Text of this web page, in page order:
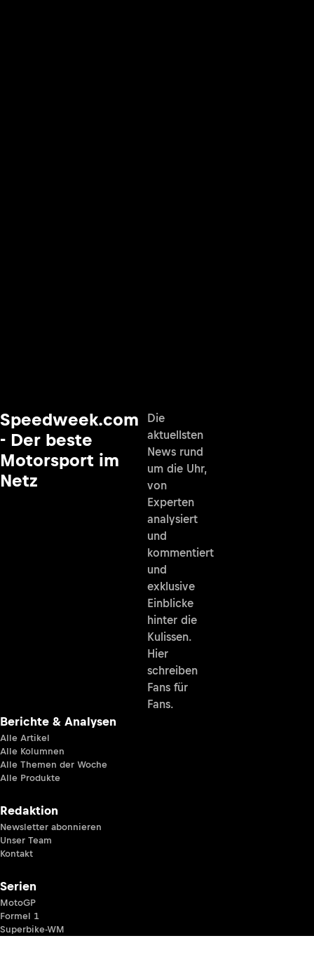
Speedweek.com
- Der beste
Motorsport im
Netz
Die
aktuellsten
News rund
um die Uhr,
von
Experten
analysiert
und
kommentiert
und
exklusive
Einblicke
hinter die
Kulissen.
Hier
schreiben
Fans für
Fans.
Berichte & Analysen
Alle Artikel
Alle Kolumnen
Alle Themen der Woche
Alle Produkte
Redaktion
Newsletter abonnieren
Unser Team
Kontakt
Serien
MotoGP
Formel 1
Superbike-WM